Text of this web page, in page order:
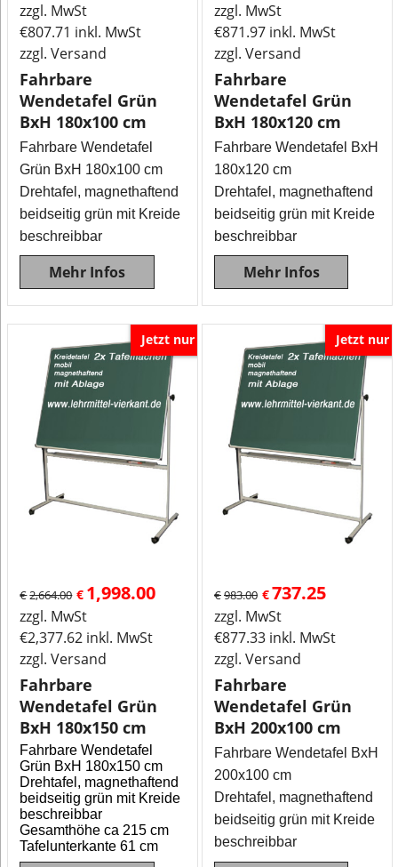
zzgl. MwSt
€807.71 inkl. MwSt
zzgl. Versand
Fahrbare
Wendetafel Grün
BxH 180x100 cm
Fahrbare Wendetafel
Grün BxH 180x100 cm
Drehtafel, magnethaftend
beidseitig grün mit Kreide
beschreibbar
Mehr Infos
zzgl. MwSt
€871.97 inkl. MwSt
zzgl. Versand
Fahrbare
Wendetafel Grün
BxH 180x120 cm
Fahrbare Wendetafel BxH
180x120 cm
Drehtafel, magnethaftend
beidseitig grün mit Kreide
beschreibbar
Mehr Infos
Jetzt nur
€2,664.00 € 1,998.00
zzgl. MwSt
€2,377.62 inkl. MwSt
zzgl. Versand
Fahrbare
Wendetafel Grün
BxH 180x150 cm
Fahrbare Wendetafel
Grün BxH 180x150 cm
Drehtafel, magnethaftend
beidseitig grün mit Kreide
beschreibbar
Gesamthöhe ca 215 cm
Tafelunterkante 61 cm
Jetzt nur
€983.00 €737.25
zzgl. MwSt
€877.33 inkl. MwSt
zzgl. Versand
Fahrbare
Wendetafel Grün
BxH 200x100 cm
Fahrbare Wendetafel BxH
200x100 cm
Drehtafel, magnethaftend
beidseitig grün mit Kreide
beschreibbar